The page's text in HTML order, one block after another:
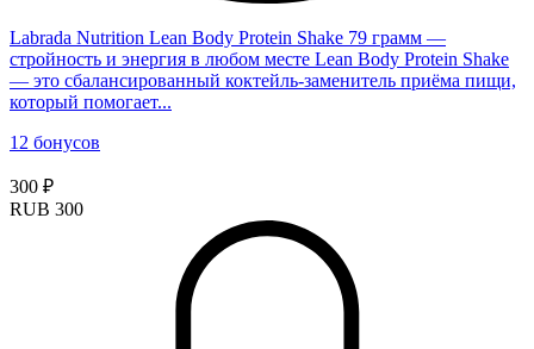
Labrada Nutrition Lean Body Protein Shake 79 грамм —
стройность и энергия в любом месте Lean Body Protein Shake
— это сбалансированный коктейль-заменитель приёма пищи,
который помогает...
12 бонусов
300 ₽
RUB 300